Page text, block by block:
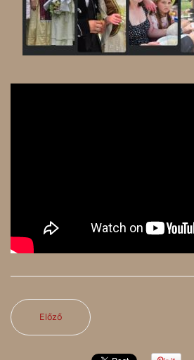
Előző